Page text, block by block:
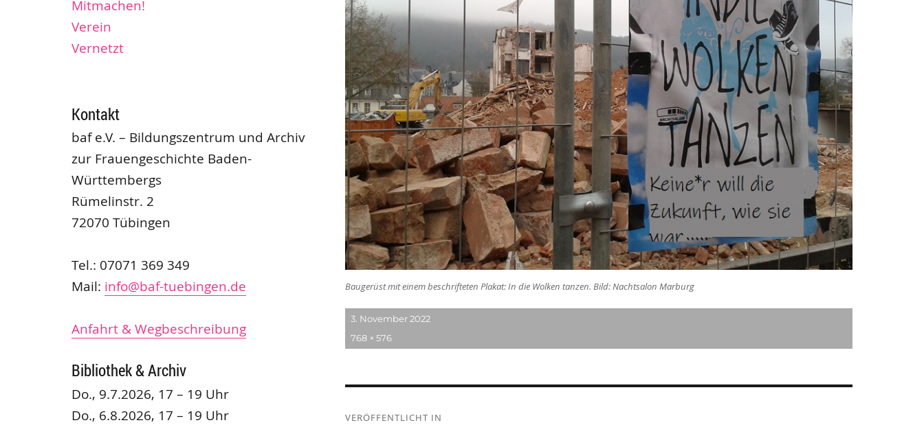
Baugerüst mit einem beschrifteten Plakat: In die Wolken tanzen. Bild: Nachtsalon Marburg
Veröffentlicht
3. November 2022
Originalgröße
768 × 576
VERÖFFENTLICHT IN
Mitmachen!
Verein
Vernetzt
Kontakt
baf e.V. – Bildungszentrum und Archiv
zur Frauengeschichte Baden-
Württembergs
Rümelinstr. 2
72070 Tübingen
Tel.: 07071 369 349
Mail: info@baf-tuebingen.de
Anfahrt & Wegbeschreibung
Bibliothek & Archiv
Do., 9.7.2026, 17 – 19 Uhr
Do., 6.8.2026, 17 – 19 Uhr